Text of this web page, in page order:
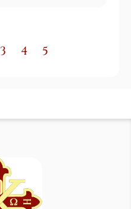
3 4 5